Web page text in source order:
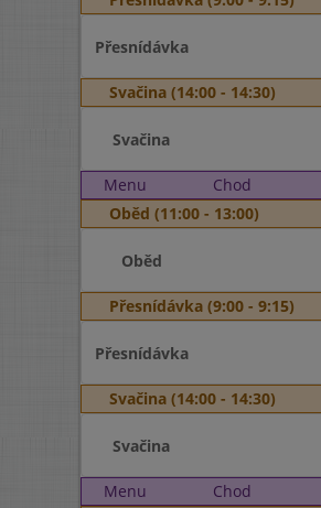
Přesnídávka
Svačina (14:00 - 14:30)
Svačina
Menu Chod
Oběd (11:00 - 13:00)
Oběd
Přesnídávka (9:00 - 9:15)
Přesnídávka
Svačina (14:00 - 14:30)
Svačina
Menu Chod